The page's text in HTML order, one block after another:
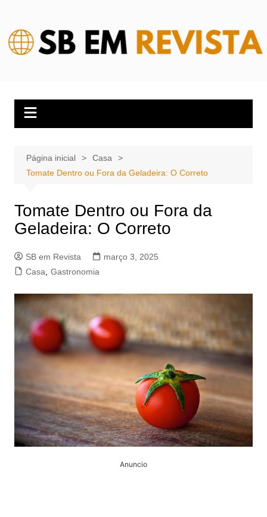
conteúdo
Página inicial
Casa
Tomate Dentro ou Fora da Geladeira: O Correto
Tomate Dentro ou Fora da
Geladeira: O Correto
SB em Revista
março 3, 2025
Casa
Gastronomia
Anuncio